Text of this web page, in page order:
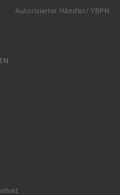
Autorisierter Händler/ YBPN